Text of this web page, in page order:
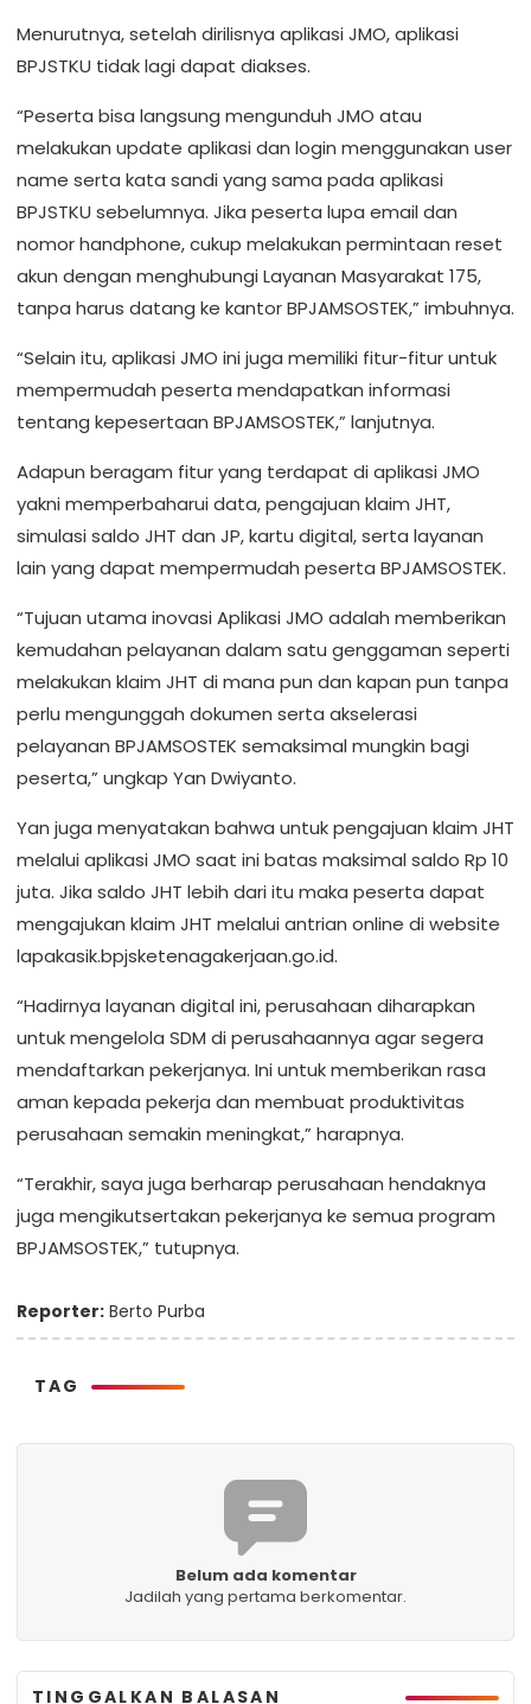
Menurutnya, setelah dirilisnya aplikasi JMO, aplikasi
BPJSTKU tidak lagi dapat diakses.
“Peserta bisa langsung mengunduh JMO atau
melakukan update aplikasi dan login menggunakan user
name serta kata sandi yang sama pada aplikasi
BPJSTKU sebelumnya. Jika peserta lupa email dan
nomor handphone, cukup melakukan permintaan reset
akun dengan menghubungi Layanan Masyarakat 175,
tanpa harus datang ke kantor BPJAMSOSTEK,” imbuhnya.
“Selain itu, aplikasi JMO ini juga memiliki fitur-fitur untuk
mempermudah peserta mendapatkan informasi
tentang kepesertaan BPJAMSOSTEK,” lanjutnya.
Adapun beragam fitur yang terdapat di aplikasi JMO
yakni memperbaharui data, pengajuan klaim JHT,
simulasi saldo JHT dan JP, kartu digital, serta layanan
lain yang dapat mempermudah peserta BPJAMSOSTEK.
“Tujuan utama inovasi Aplikasi JMO adalah memberikan
kemudahan pelayanan dalam satu genggaman seperti
melakukan klaim JHT di mana pun dan kapan pun tanpa
perlu mengunggah dokumen serta akselerasi
pelayanan BPJAMSOSTEK semaksimal mungkin bagi
peserta,” ungkap Yan Dwiyanto.
Yan juga menyatakan bahwa untuk pengajuan klaim JHT
melalui aplikasi JMO saat ini batas maksimal saldo Rp 10
juta. Jika saldo JHT lebih dari itu maka peserta dapat
mengajukan klaim JHT melalui antrian online di website
lapakasik.bpjsketenagakerjaan.go.id.
“Hadirnya layanan digital ini, perusahaan diharapkan
untuk mengelola SDM di perusahaannya agar segera
mendaftarkan pekerjanya. Ini untuk memberikan rasa
aman kepada pekerja dan membuat produktivitas
perusahaan semakin meningkat,” harapnya.
“Terakhir, saya juga berharap perusahaan hendaknya
juga mengikutsertakan pekerjanya ke semua program
BPJAMSOSTEK,” tutupnya.
Reporter: Berto Purba
TAG
Belum ada komentar
Jadilah yang pertama berkomentar.
TINGGALKAN BALASAN